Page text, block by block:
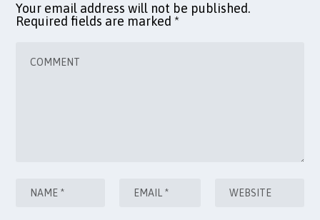
Your email address will not be published.
Required fields are marked *